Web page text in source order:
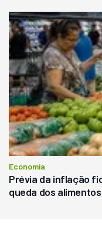
Economia
Prévia da inflação
queda dos alimentos